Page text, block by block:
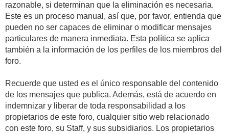
razonable, si determinan que la eliminación es necesaria.
Este es un proceso manual, así que, por favor, entienda que
pueden no ser capaces de eliminar o modificar mensajes
particulares de manera inmediata. Esta política se aplica
también a la información de los perfiles de los miembros del
foro.
Recuerde que usted es el único responsable del contenido
de los mensajes que publica. Además, está de acuerdo en
indemnizar y liberar de toda responsabilidad a los
propietarios de este foro, cualquier sitio web relacionado
con este foro, su Staff, y sus subsidiarios. Los propietarios